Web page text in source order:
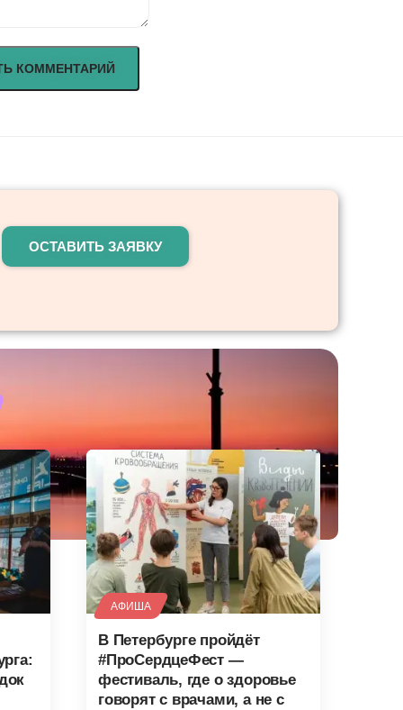
ОСТАВИТЬ ЗАЯВКУ
АФИША
В Петербурге пройдёт
#ПроСердцеФест —
фестиваль, где о здоровье
говорят с врачами, а не с